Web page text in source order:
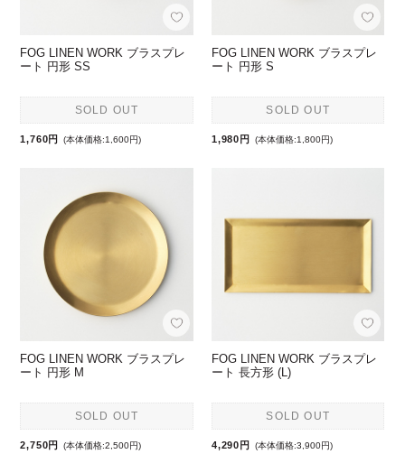
FOG LINEN WORK ブラスプレ
ート 円形 SS
SOLD OUT
1,760円 (本体価格:1,600円)
FOG LINEN WORK ブラスプレ
ート 円形 S
SOLD OUT
1,980円 (本体価格:1,800円)
FOG LINEN WORK ブラスプレ
ート 円形 M
SOLD OUT
2,750円 (本体価格:2,500円)
FOG LINEN WORK ブラスプレ
ート 長方形 (L)
SOLD OUT
4,290円 (本体価格:3,900円)